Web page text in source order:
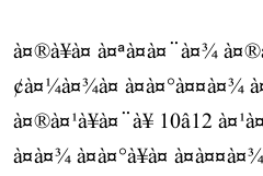
à¤®à¥à¤ à¤ªà¤à¤¨à¤¾
¢à¤¼à¤¾à¤ à¤à¤°à¤¤à¤¾
à¤®à¤¹à¥à¤¨à¥ 10â12
à¤à¤¾ à¤à¤°à¥à¤